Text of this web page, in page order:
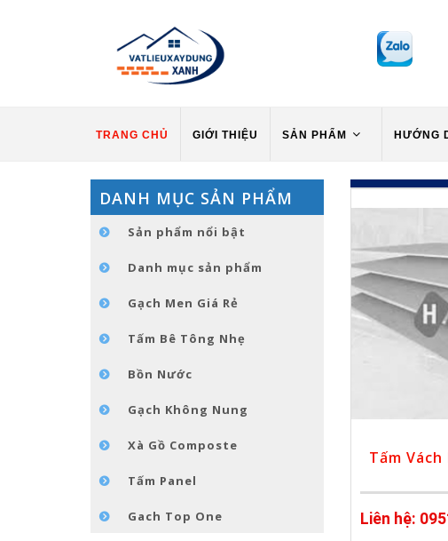
TRANG CHỦ GIỚI THIỆU SẢN PHẨM HƯỚNG
DANH MỤC SẢN PHẨM
Sản phẩm nổi bật
Danh mục sản phẩm
Gạch Men Giá Rẻ
Tấm Bê Tông Nhẹ
Bồn Nước
Gạch Không Nung
Xà Gồ Composte
Tấm Panel
Gach Top One
Tấm Vách
Liên hệ: